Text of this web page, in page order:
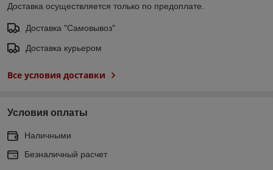
Доставка осуществляется только по предоплате.
Доставка "Самовывоз"
Доставка курьером
Все условия доставки
Условия оплаты
Наличными
Безналичный расчет